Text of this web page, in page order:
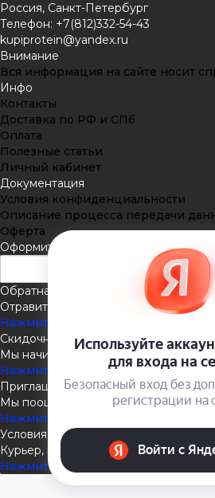
Россия, Санкт-Петербург
Телефон: +7(812)332-54-43
kupiprotein@yandex.ru
Внимание
Вся информация на сайте носит
Инфо
Контакты
Доставка по РФ и СПб
Оплата
Полезные статьи
Личный кабинет
Документация
Условия конфиденциальности
Описание процесса передачи
Оферта
Оформить подписку
Подпишитесь
Обратная связь
Отравить нам сообщение или
Нажмите здесь для получения
Скидочная система
Мы начисляем кэшбэк с покупок
Нажмите здесь для получения
Приглашаем к партнёрству
Мы поощеряем наших партнёров
Нажмите здесь для получения
Условия доставки
Курьер, пункты выдачи, Почта
Нажмите здесь для получения